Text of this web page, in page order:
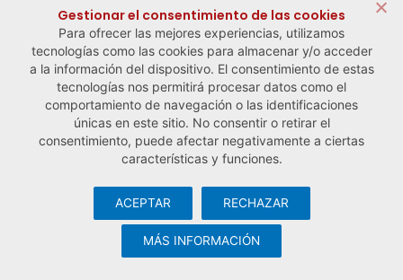
← Noticia anterior Noticia siguiente →
© Observatorio Español de la Economía Social y del Trabajo
Aviso legal y política de privacidad
cookies· Desarrollo web:Visualco
Gestionar el consentimiento de las cookies
Para ofrecer las mejores experiencias, utilizamos
tecnologías como las cookies para almacenar y/o acceder
a la información del dispositivo. El consentimiento de estas
tecnologías nos permitirá procesar datos como el
comportamiento de navegación o las identificaciones
únicas en este sitio. No consentir o retirar el
consentimiento, puede afectar negativamente a ciertas
características y funciones.
ACEPTAR RECHAZAR
MÁS INFORMACIÓN